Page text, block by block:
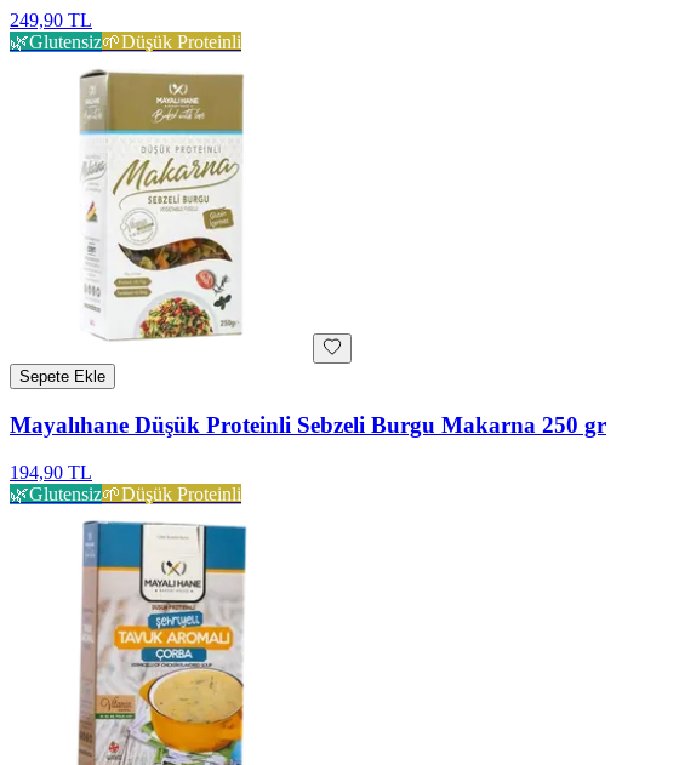
249,90 TL
🌿Glutensiz🌱Düşük Proteinli
Sepete Ekle
Mayalıhane Düşük Proteinli Sebzeli Burgu Makarna 250 gr
194,90 TL
🌿Glutensiz🌱Düşük Proteinli